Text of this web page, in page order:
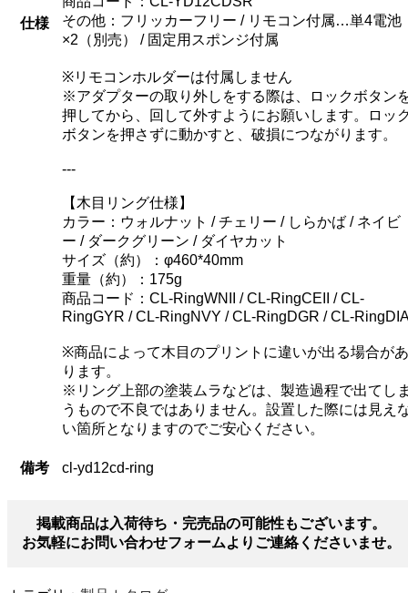
仕様
その他：フリッカーフリー / リモコン付属…単4電池
×2（別売） / 固定用スポンジ付属
※リモコンホルダーは付属しません
※アダプターの取り外しをする際は、ロックボタン
押してから、回して外すようにお願いします。ロッ
ボタンを押さずに動かすと、破損につながります。
---
【木目リング仕様】
カラー：ウォルナット / チェリー / しらかば / ネイビ
ー / ダークグリーン / ダイヤカット
サイズ（約）：φ460*40mm
重量（約）：175g
商品コード：CL-RingWNII / CL-RingCEII / CL-
RingGYR / CL-RingNVY / CL-RingDGR / CL-
※商品によって木目のプリントに違いが出る場合があ
ります。
※リング上部の塗装ムラなどは、製造過程で出てし
うもので不良ではありません。設置した際には見え
い箇所となりますのでご安心ください。
備考 cl-yd12cd-ring
掲載商品は入荷待ち・完売品の可能性もございます。
お気軽にお問い合わせフォームよりご連絡くださいませ。